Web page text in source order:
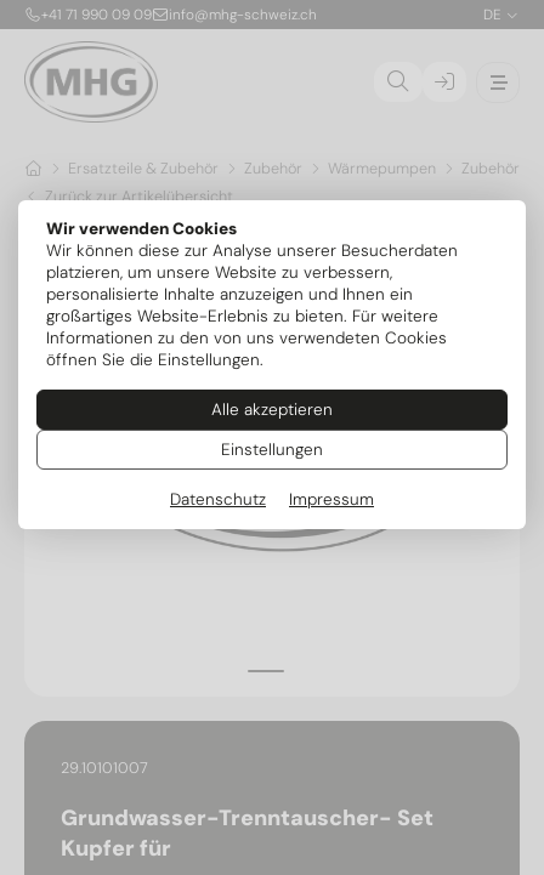
Wir verwenden Cookies
Wir können diese zur Analyse unserer Besucherdaten
platzieren, um unsere Website zu verbessern,
personalisierte Inhalte anzuzeigen und Ihnen ein
großartiges Website-Erlebnis zu bieten. Für weitere
Informationen zu den von uns verwendeten Cookies
öffnen Sie die Einstellungen.
Alle akzeptieren
Einstellungen
Datenschutz Impressum
+41 71 990 09 09 info@mhg-schweiz.ch DE
Ersatzteile & Zubehör Zubehör Wärmepumpen
Zubehör
Zurück zur Artikelübersicht
29.10101007
Grundwasser-Trenntauscher- Set
Kupfer für